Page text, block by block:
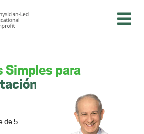
Simples para
de 5